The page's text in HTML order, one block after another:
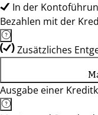
In der
Bezahlen mit der
Zusätzliches
Ausgabe einer